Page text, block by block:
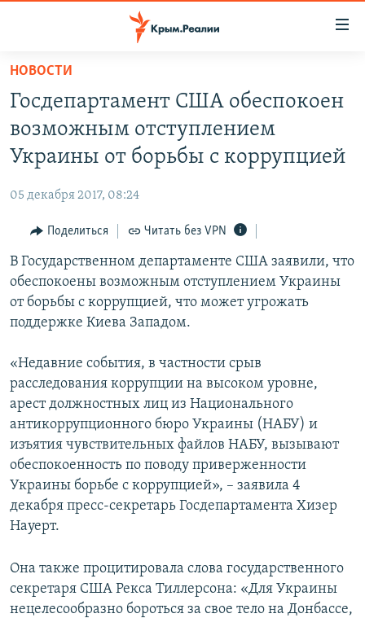
Вернуться
основному
содержанию
Вернутся
главной
навигации
Вернутся
поиску
СПЕЦПРОЕКТЫ
11 ЛЕТ ОККУПАЦИИ КРЫМА. 11 ИСТОРИЙ СОПРОТИВЛЕНИЯ
ВОДА
ЕЩЕ
ИНТЕРАКТИВ
ИНФОГРАФИКА
ТЕЛЕПРОЕКТ КРЫМ.РЕАЛИИ
СОВЕТЫ ПРАВОЗАЩИТНИКОВ
ПОБЕДИТЕЛЕЙ НЕ СУДЯТ?
КРЫМ.НЕПОКОРЕННЫЙ
ELIFBE
УКРАИНСКАЯ ПРОБЛЕМА КРЫМА
РАДІО СВОБОДА
КАК ОБОЙТИ БЛОКИРОВКУ
Українською
Qırımtatar
ПРИСОЕДИНЯЙТЕСЬ!
Все сайты RFE/RL
НОВОСТИ
Госдепартамент США обеспокоен
возможным отступлением
Украины от борьбы с коррупцией
05 декабря 2017, 08:24
Поделиться Читать без VPN
В Государственном департаменте США заявили, что
обеспокоены возможным отступлением Украины
от борьбы с коррупцией, что может угрожать
поддержке Киева Западом.
«Недавние события, в частности срыв
расследования коррупции на высоком уровне,
арест должностных лиц из Национального
антикоррупционного бюро Украины (НАБУ) и
изъятия чувствительных файлов НАБУ, вызывают
обеспокоенность по поводу приверженности
Украины борьбе с коррупцией», – заявила 4
декабря пресс-секретарь Госдепартамента Хизер
Науерт.
Она также процитировала слова государственного
секретаря США Рекса Тиллерсона: «Для Украины
нецелесообразно бороться за свое тело на Донбассе,